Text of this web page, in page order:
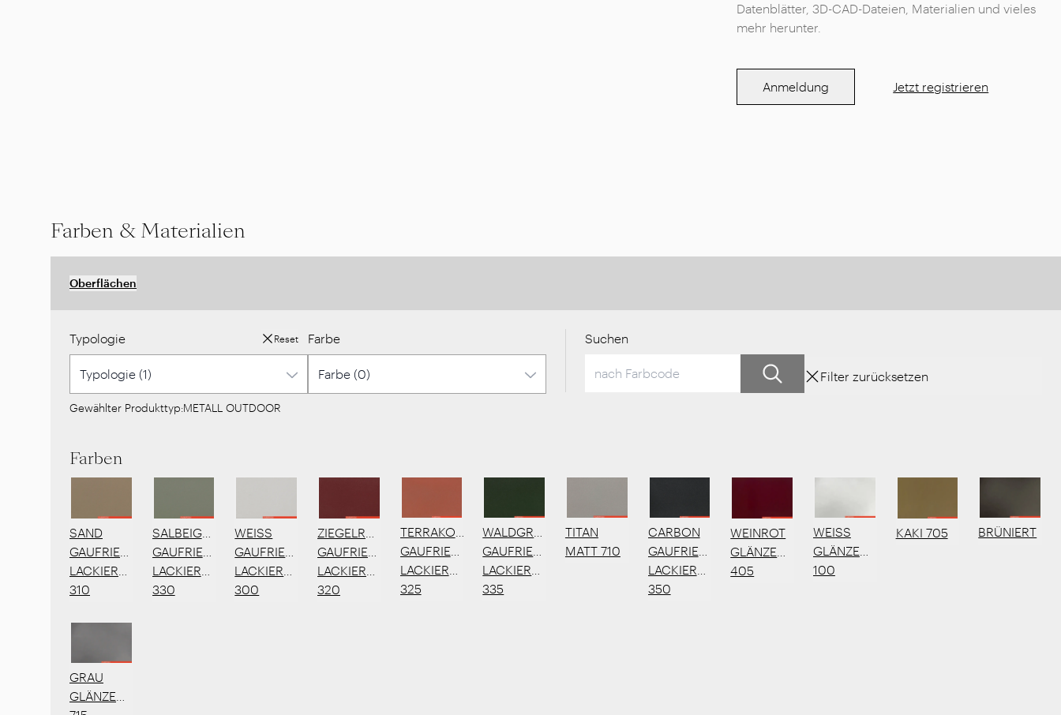
Datenblätter, 3D-CAD-Dateien, Materialien und vieles
mehr herunter.
Anmeldung Jetzt registrieren
Farben & Materialien
Oberflächen
Typologie Reset
Gewählter Produkttyp:METALL OUTDOOR
Farbe Suchen
Filter zurücksetzen
Farben
SAND
GAUFRIERTE
LACKIERUNG
310
SALBEIGRÜN
GAUFRIERTE
LACKIERUNG
330
WEISS
GAUFRIERTE
LACKIERUNG
300
ZIEGELROT
GAUFRIERTE
LACKIERUNG
320
TERRAKOTTA
GAUFRIERTE
LACKIERUNG
325
WALDGRÜN
GAUFRIERTE
LACKIERUNG
335
TITAN
MATT 710
CARBON
GAUFRIERTE
LACKIERUNG
350
WEINROT
GLÄNZEND
405
WEISS
GLÄNZEND
100
KAKI 705 BRÜNIERT
GRAU
GLÄNZEND